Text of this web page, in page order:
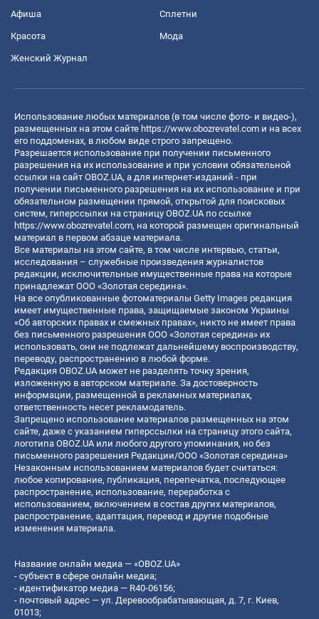
Афиша Сплетни
Красота Мода
Женский Журнал
Использование любых материалов (в том числе фото- и видео-),
размещенных на этом сайте https://www.obozrevatel.com и на всех
его поддоменах, в любом виде строго запрещено.
Разрешается использование при получении письменного
разрешения на их использование и при условии обязательной
ссылки на сайт OBOZ.UA, а для интернет-изданий - при
получении письменного разрешения на их использование и при
обязательном размещении прямой, открытой для поисковых
систем, гиперссылки на страницу OBOZ.UA по ссылке
https://www.obozrevatel.com, на которой размещен оригинальный
материал в первом абзаце материала.
Все материалы на этом сайте, в том числе интервью, статьи,
исследования – служебные произведения журналистов
редакции, исключительные имущественные права на которые
принадлежат ООО «Золотая середина».
На все опубликованные фотоматериалы Getty Images редакция
имеет имущественные права, защищаемые законом Украины
«Об авторских правах и смежных правах», никто не имеет права
без письменного разрешения ООО «Золотая середина» их
использовать, они не подлежат дальнейшему воспроизводству,
переводу, распространению в любой форме.
Редакция OBOZ.UA может не разделять точку зрения,
изложенную в авторском материале. За достоверность
информации, размещенной в рекламных материалах,
ответственность несет рекламодатель.
Запрещено использование материалов размещенных на этом
сайте, даже с указанием гиперссылки на страницу этого сайта,
логотипа OBOZ.UA или любого другого упоминания, но без
письменного разрешения Редакции/ООО «Золотая середина»
Незаконным использованием материалов будет считаться:
любое копирование, публикация, перепечатка, последующее
распространение, использование, переработка с
использованием, включением в состав других материалов,
распространение, адаптация, перевод и другие подобные
изменения материала.
Название онлайн медиа — «OBOZ.UA»
- субъект в сфере онлайн медиа;
- идентификатор медиа — R40-06156;
- почтовый адрес — ул. Деревообрабатывающая, д. 7, г. Киев,
01013;